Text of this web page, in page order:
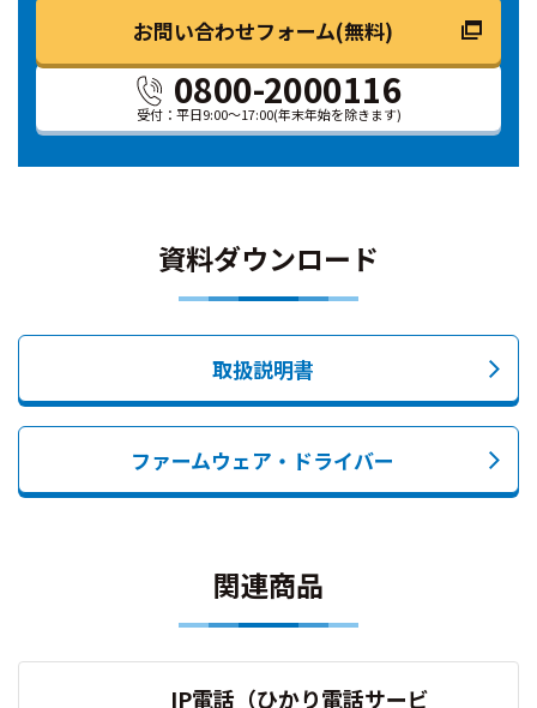
0800-2000116
受付：平日9:00～17:00(年末年始を除きます)
お問い合わせフォーム(無料)
資料ダウンロード
取扱説明書
ファームウェア・ドライバー
関連商品
IP電話（ひかり電話サービ